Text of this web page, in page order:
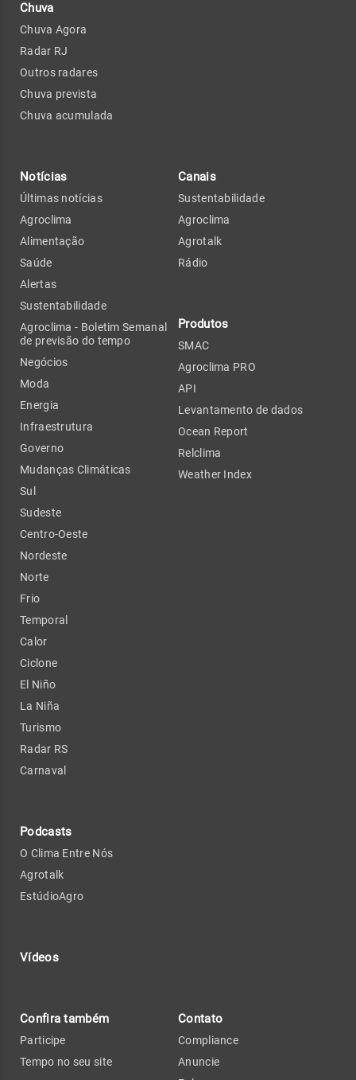
Chuva
Chuva Agora
Radar RJ
Outros radares
Chuva prevista
Chuva acumulada
Notícias
Últimas notícias
Agroclima
Alimentação
Saúde
Alertas
Sustentabilidade
Agroclima - Boletim Semanal
de previsão do tempo
Negócios
Moda
Energia
Infraestrutura
Governo
Mudanças Climáticas
Sul
Sudeste
Centro-Oeste
Nordeste
Norte
Frio
Temporal
Calor
Ciclone
El Niño
La Niña
Turismo
Radar RS
Carnaval
Podcasts
O Clima Entre Nós
Agrotalk
EstúdioAgro
Vídeos
Canais
Sustentabilidade
Agroclima
Agrotalk
Rádio
Produtos
SMAC
Agroclima PRO
API
Levantamento de dados
Ocean Report
Relclima
Weather Index
Confira também
Participe
Tempo no seu site
Contato
Compliance
Anuncie